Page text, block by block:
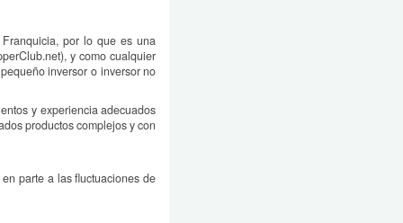
por lo que es una
y como cualquier
inversor o inversor no
y experiencia adecuados
productos complejos y con
parte a las fluctuaciones de